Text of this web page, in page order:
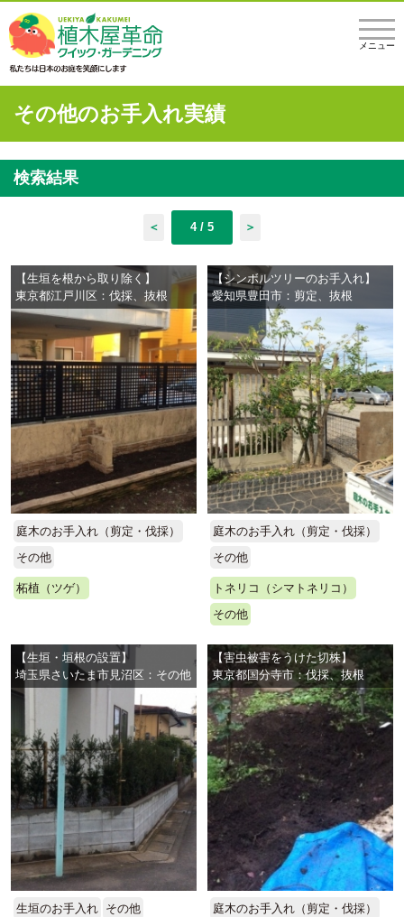
メニュー
その他のお手入れ実績
検索結果
＜ 4 / 5 ＞
【生垣を根から取り除く】
東京都江戸川区：伐採、抜根
庭木のお手入れ（剪定・伐採）
その他
柘植（ツゲ）
【シンボルツリーのお手入れ】
愛知県豊田市：剪定、抜根
庭木のお手入れ（剪定・伐採）
その他
トネリコ（シマトネリコ）
その他
【生垣・垣根の設置】
埼玉県さいたま市見沼区：その他
生垣のお手入れ その他
【害虫被害をうけた切株】
東京都国分寺市：伐採、抜根
庭木のお手入れ（剪定・伐採）